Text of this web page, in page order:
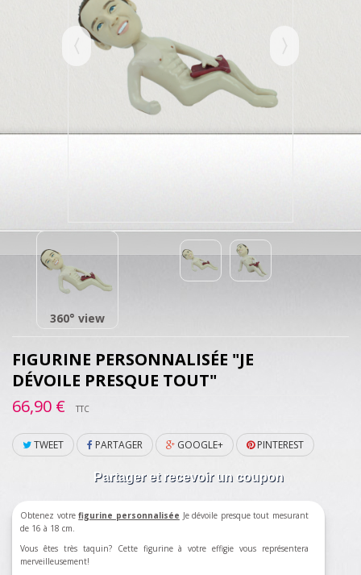
360° view
FIGURINE PERSONNALISÉE "JE
DÉVOILE PRESQUE TOUT"
66,90 €
TTC
TWEET PARTAGER GOOGLE+ PINTEREST
Partager et recevoir un coupon
Obtenez votrefigurine personnalisée Je dévoile presque tout mesurant
de 16 à 18 cm.
Vous êtes très taquin? Cette figurine à votre effigie vous représentera
merveilleusement!